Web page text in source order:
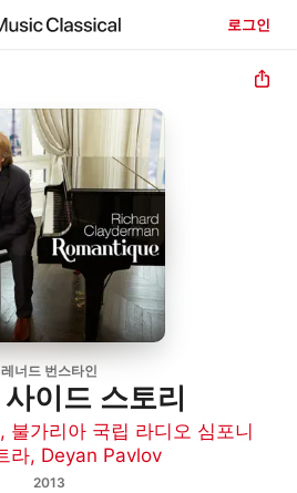
로그인
레너드 번스타인
이드 스토리
, 불가리아 국립 라디오 심포니
라, Deyan Pavlov
2013